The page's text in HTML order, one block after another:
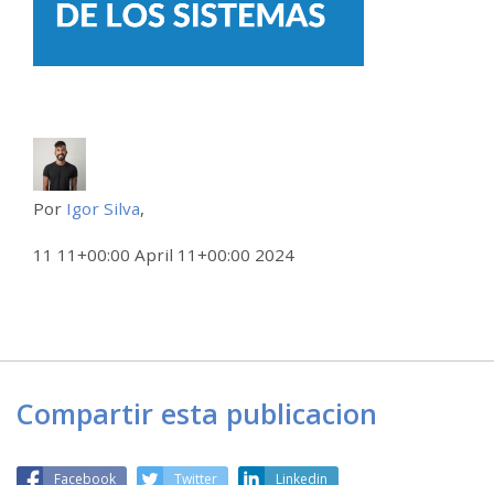
Por Igor Silva,
11 11+00:00 April 11+00:00 2024
Compartir esta publicacion
Facebook Twitter Linkedin